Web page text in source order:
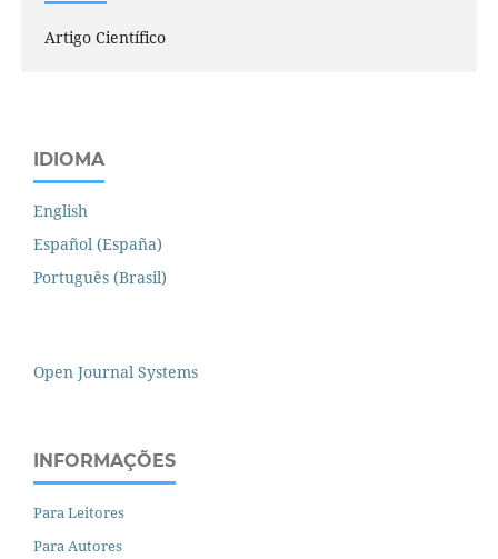
Artigo Científico
IDIOMA
English
Español (España)
Português (Brasil)
Open Journal Systems
INFORMAÇÕES
Para Leitores
Para Autores